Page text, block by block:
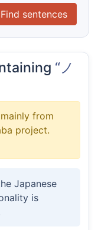
Find sentences
“ノ
from
project.
Japanese
is